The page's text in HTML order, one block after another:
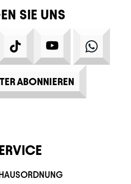
SIE UNS
TIKTOK YOUTUBE
ABONNIEREN